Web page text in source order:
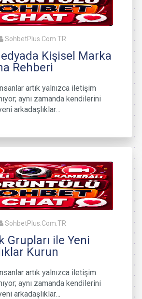
SohbetPlus.Com.TR
Kişisel Marka
Rehberi
artık yalnızca iletişim
aynı zamanda kendilerini
arkadaşlıklar…
SohbetPlus.Com.TR
Grupları ile Yeni
Kurun
artık yalnızca iletişim
aynı zamanda kendilerini
arkadaşlıklar…